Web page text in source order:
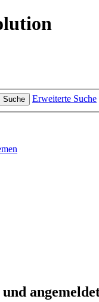
Suche Erweiterte Suche